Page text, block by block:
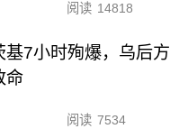
阅读 14818
基7小时殉爆，乌后方
命
阅读 7534